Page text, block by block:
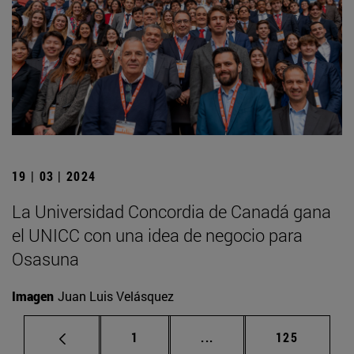
19 | 03 | 2024
La Universidad Concordia de Canadá gana
el UNICC con una idea de negocio para
Osasuna
Imagen Juan Luis Velásquez
Página
1 ... Páginas intermedias
Página
125